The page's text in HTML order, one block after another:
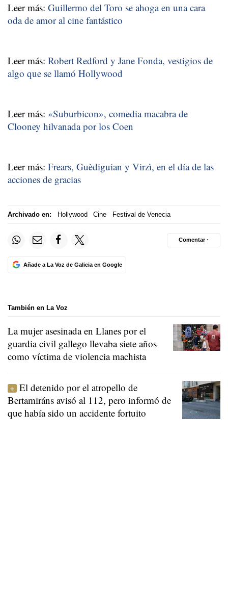
Leer más: Guillermo del Toro se ahoga en una cara
oda de amor al cine fantástico
Leer más: Robert Redford y Jane Fonda, vestigios de
algo que se llamó Hollywood
Leer más: «Suburbicon», comedia macabra de
Clooney hilvanada por los Coen
Leer más: Frears, Guèdiguian y Virzì, en el día de las
acciones de gracias
Archivado en: Hollywood Cine Festival de Venecia
Añade a La Voz de Galicia en Google
Comentar ·
También en La Voz
La mujer asesinada en Llanes por el
guardia civil gallego llevaba siete años
como víctima de violencia machista
El detenido por el atropello de
Bertamiráns avisó al 112, pero informó de
que había sido un accidente fortuito